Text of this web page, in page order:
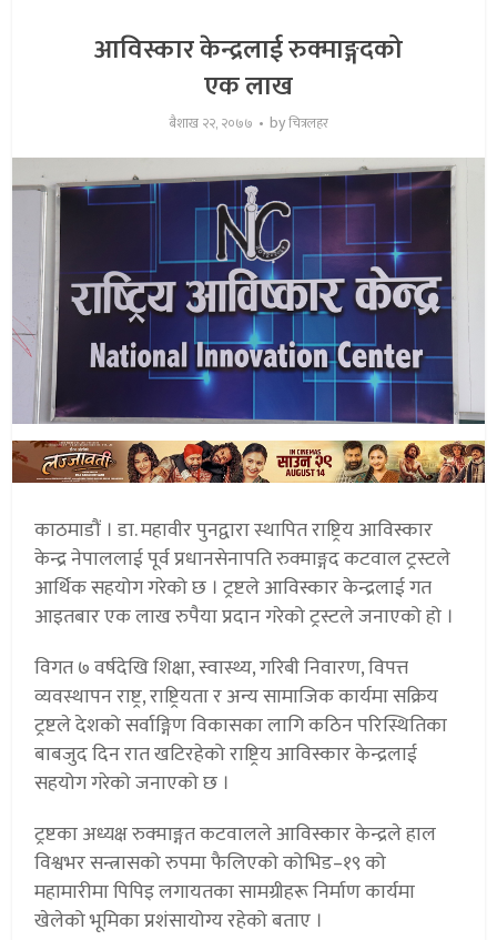
आविस्कार केन्द्रलाई रुक्माङ्गदको
एक लाख
बैशाख २२, २०७७ byचित्रलहर
काठमाडौं । डा. महावीर पुनद्वारा स्थापित राष्ट्रिय आविस्कार
केन्द्र नेपाललाई पूर्व प्रधानसेनापति रुक्माङ्गद कटवाल ट्रस्टले
आर्थिक सहयोग गरेको छ । ट्रष्टले आविस्कार केन्द्रलाई गत
आइतबार एक लाख रुपैया प्रदान गरेको ट्रस्टले जनाएको हो ।
विगत ७ वर्षदेखि शिक्षा, स्वास्थ्य, गरिबी निवारण, विपत्त
व्यवस्थापन राष्ट्र, राष्ट्रियता र अन्य सामाजिक कार्यमा सक्रिय
ट्रष्टले देशको सर्वाङ्गिण विकासका लागि कठिन परिस्थितिका
बाबजुद दिन रात खटिरहेको राष्ट्रिय आविस्कार केन्द्रलाई
सहयोग गरेको जनाएको छ ।
ट्रष्टका अध्यक्ष रुक्माङ्गत कटवालले आविस्कार केन्द्रले हाल
विश्वभर सन्त्रासको रुपमा फैलिएको कोभिड–१९ को
महामारीमा पिपिइ लगायतका सामग्रीहरू निर्माण कार्यमा
खेलेको भूमिका प्रशंसायोग्य रहेको बताए ।